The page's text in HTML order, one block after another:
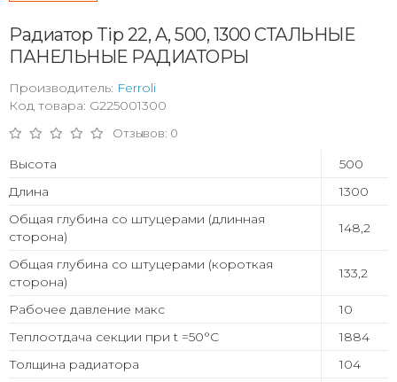
Радиатор Tip 22, A, 500, 1300 СТАЛЬНЫЕ
ПАНЕЛЬНЫЕ РАДИАТОРЫ
Производитель: Ferroli
Код товара: G225001300
Отзывов: 0
Высота
500
Длина
1300
Общая глубина со штуцерами (длинная
сторона)
148,2
Общая глубина со штуцерами (короткая
сторона)
133,2
Рабочее давление макс
10
Теплоотдача секции при t =50°С
1884
Толщина радиатора
104